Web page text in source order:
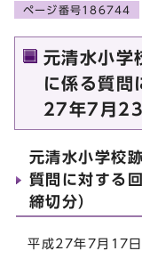
ページ番号186744
元清水小学
に係る質問
27年7月23
元清水小学校
質問に対する
締切分）
平成27年7月17日